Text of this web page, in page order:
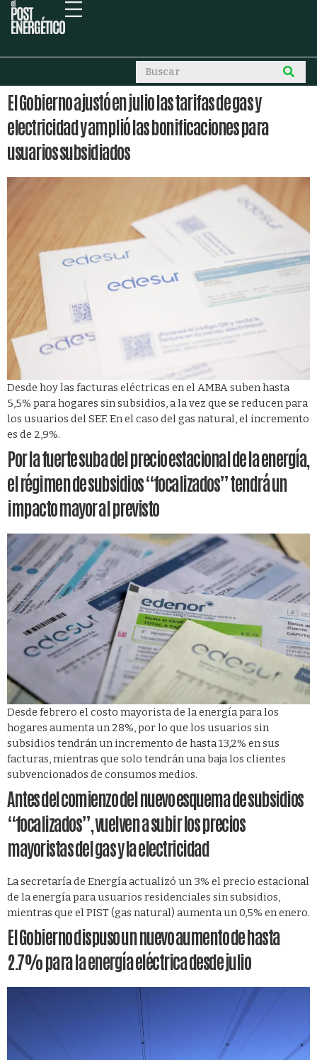
El Gobierno ajustó en julio las tarifas de gas y
electricidad y amplió las bonificaciones para
usuarios subsidiados
Desde hoy las facturas eléctricas en el AMBA suben hasta
5,5% para hogares sin subsidios, a la vez que se reducen para
los usuarios del SEF. En el caso del gas natural, el incremento
es de 2,9%.
Por la fuerte suba del precio estacional de la energía,
el régimen de subsidios “focalizados” tendrá un
impacto mayor al previsto
Desde febrero el costo mayorista de la energía para los
hogares aumenta un 28%, por lo que los usuarios sin
subsidios tendrán un incremento de hasta 13,2% en sus
facturas, mientras que solo tendrán una baja los clientes
subvencionados de consumos medios.
Antes del comienzo del nuevo esquema de subsidios
“focalizados”, vuelven a subir los precios
mayoristas del gas y la electricidad
La secretaría de Energía actualizó un 3% el precio estacional
de la energía para usuarios residenciales sin subsidios,
mientras que el PIST (gas natural) aumenta un 0,5% en enero.
El Gobierno dispuso un nuevo aumento de hasta
2.7% para la energía eléctrica desde julio